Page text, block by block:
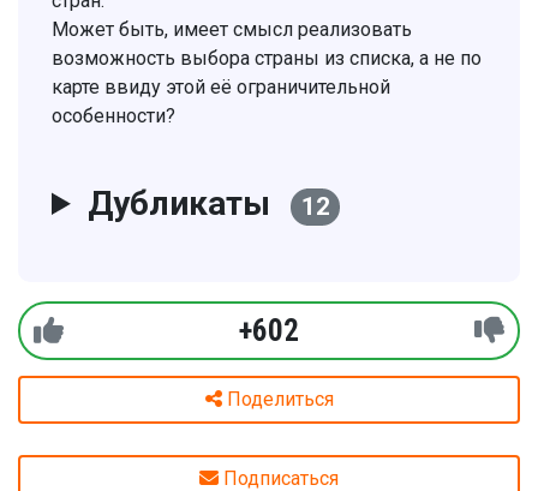
Может быть, имеет смысл реализовать
возможность выбора страны из списка, а не по
карте ввиду этой её ограничительной
особенности?
Дубликаты 12
+602
Поделиться
Подписаться